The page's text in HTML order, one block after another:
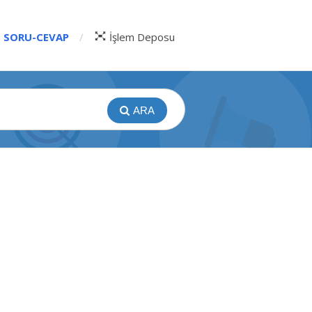
SORU-CEVAP İşlem Deposu
ARA